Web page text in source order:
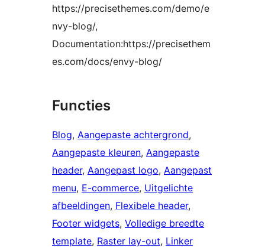
https://precisethemes.com/demo/e
nvy-blog/,
Documentation:https://precisethem
es.com/docs/envy-blog/
Functies
Blog, Aangepaste achtergrond
Aangepaste kleuren, Aangepaste
header, Aangepast logo, Aangepast
menu, E-commerce, Uitgelichte
afbeeldingen, Flexibele header
Footer widgets, Volledige breedte
template, Raster lay-out, Linker